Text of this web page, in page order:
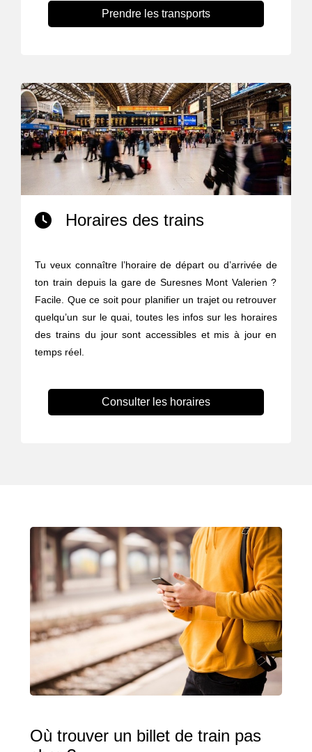
Prendre les transports
Horaires des trains
Tu veux connaître l’horaire de départ ou d’arrivée de
ton train depuis la gare de Suresnes Mont Valerien ?
Facile. Que ce soit pour planifier un trajet ou retrouver
quelqu’un sur le quai, toutes les infos sur les horaires
des trains du jour sont accessibles et mis à jour en
temps réel.
Consulter les horaires
Où trouver un billet de train pas